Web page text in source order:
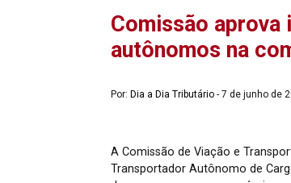
Comissão aprova
autônomos na
Por: Dia a Dia Tributário - 7 de junho de
A Comissão de Viação e
Transportador Autônomo de